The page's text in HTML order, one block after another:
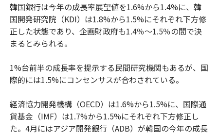
韓国銀行は今年の成長率展望値を1.6%から1.4%に、韓
国開発研究院（KDI）は1.8%から1.5%にそれぞれ下方修
正した状態であり、企画財政府も1.4％～1.5％の間で決
まるとみられる。
1%台前半の成長率を提示する民間研究機関もあるが、国
際的には1.5%にコンセンサスが合わされている。
経済協力開発機構（OECD）は1.6%から1.5%に、国際通
貨基金（IMF）は1.7%から1.5%にそれぞれ下方修正し
た。4月にはアジア開発銀行（ADB）が韓国の今年の成長